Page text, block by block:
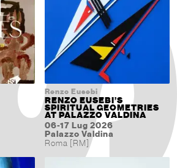
Renzo Eusebi
RENZO EUSEBI’S
SPIRITUAL GEOMETRIES
AT PALAZZO VALDINA
06-17 Lug 2026
Palazzo Valdina
Roma [RM]